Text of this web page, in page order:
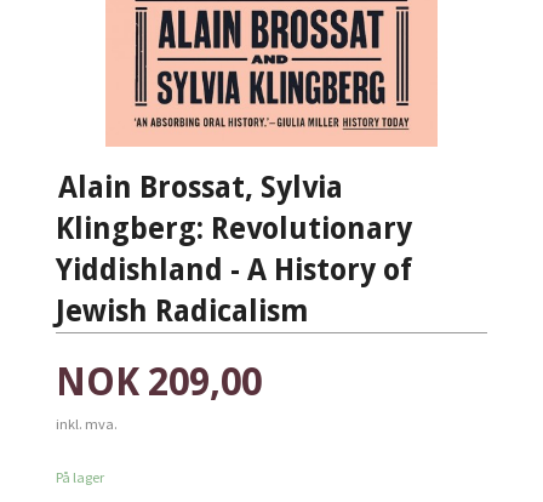
Alain Brossat, Sylvia
Klingberg: Revolutionary
Yiddishland - A History of
Jewish Radicalism
Pris
NOK 209,00
inkl. mva.
På lager